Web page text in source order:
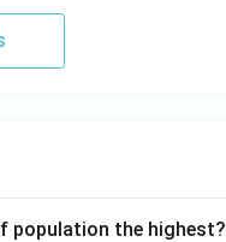
population the highest?